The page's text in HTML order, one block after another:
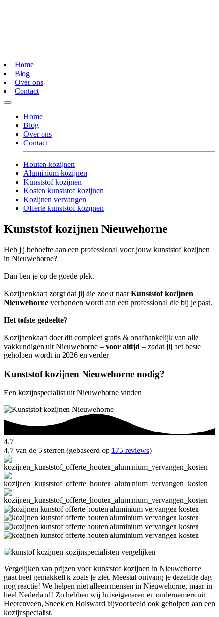
Home
Blog
Over ons
Contact
Home
Blog
Over ons
Contact
Houten kozijnen
Aluminium kozijnen
Kunststof kozijnen
Kosten kunststof kozijnen
Kozijnen vervangen
Offerte kunststof kozijnen
Kunststof kozijnen Nieuwehorne
Heb jij behoefte aan een professional voor jouw kunststof kozijnen
in Nieuwehorne?
Dan ben je op de goede plek.
Kozijnenkaart zorgt dat jij die zoekt naarKunststof kozijnen
Nieuwehorne verbonden wordt aan een professional die bij je past.
Het tofste gedeelte?
Kozijnenkaart doet dit compleet gratis & onafhankelijk van alle
vakkundigen uit Nieuwehorne – voor altijd – zodat jij het beste
geholpen wordt in 2026 en verder.
Kunststof kozijnen Nieuwehorne nodig?
Een kozijnspecialist uit Nieuwehorne vinden
4.7
4.7 van de 5 sterren (gebaseerd op 175 reviews)
Vergelijken van prijzen voor kunststof kozijnen in Nieuwehorne
gaat heel gemakkelijk zoals je ziet. Meestal ontvang je dezelfde dag
nog reactie! We helpen niet alleen mensen in Nieuwehorne, maar in
heel Nederland! Zo hebben wij huiseigenaren en ondernemers uit
Heerenveen, Sneek en Bolsward bijvoorbeeld ook geholpen aan een
kozijnspecialist.